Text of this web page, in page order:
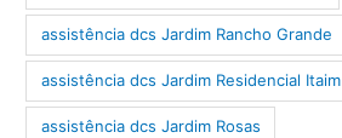
assistência dcs Jardim Rancho Grande
assistência dcs Jardim Residencial Itaim
assistência dcs Jardim Rosas